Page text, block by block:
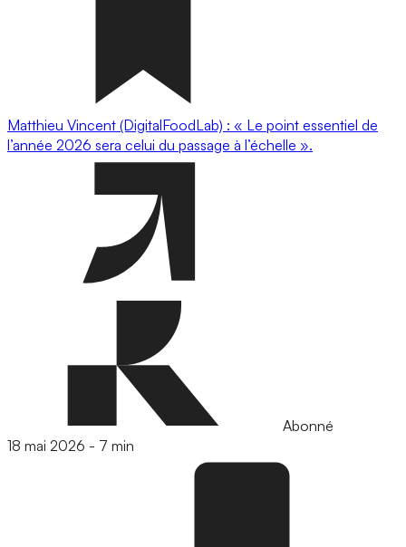
Matthieu Vincent (DigitalFoodLab) : « Le point essentiel de
l’année 2026 sera celui du passage à l’échelle ».
Abonné
18 mai 2026 - 7 min